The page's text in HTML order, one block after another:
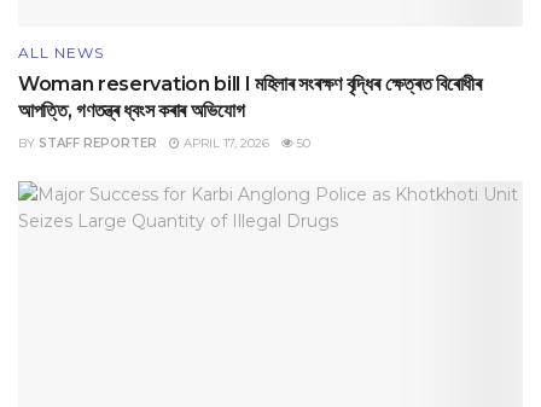
ALL NEWS
Woman reservation bill I মহিলাৰ সংৰক্ষণ বৃদ্ধিৰ ক্ষেত্ৰত বিৰোধীৰ
আপত্তি, গণতন্ত্ৰ ধ্বংস কৰাৰ অভিযোগ
BY STAFF REPORTER APRIL 17, 2026 50